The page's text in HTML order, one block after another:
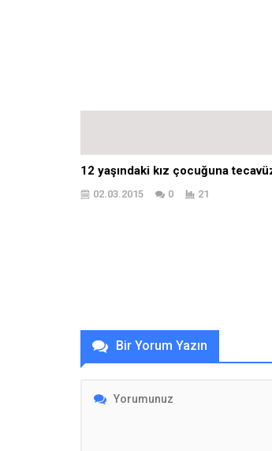
12 yaşındaki kız çocuğuna
02.03.2015 0 21
Bir Yorum Yazın